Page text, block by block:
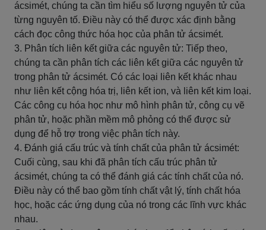
ácsimét, chúng ta cần tìm hiểu số lượng nguyên tử của
từng nguyên tố. Điều này có thể được xác định bằng
cách đọc công thức hóa học của phân tử ácsimét.
3. Phân tích liên kết giữa các nguyên tử: Tiếp theo,
chúng ta cần phân tích các liên kết giữa các nguyên tử
trong phân tử ácsimét. Có các loại liên kết khác nhau
như liên kết cộng hóa trị, liên kết ion, và liên kết kim loại.
Các công cụ hóa học như mô hình phân tử, công cụ vẽ
phân tử, hoặc phần mềm mô phỏng có thể được sử
dụng để hỗ trợ trong việc phân tích này.
4. Đánh giá cấu trúc và tính chất của phân tử ácsimét:
Cuối cùng, sau khi đã phân tích cấu trúc phân tử
ácsimét, chúng ta có thể đánh giá các tính chất của nó.
Điều này có thể bao gồm tính chất vật lý, tính chất hóa
học, hoặc các ứng dụng của nó trong các lĩnh vực khác
nhau.